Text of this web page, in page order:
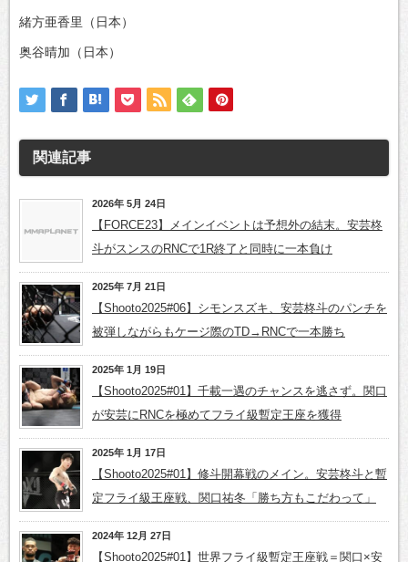
緒方亜香里（日本）
奥谷晴加（日本）
関連記事
2026年 5月 24日
【FORCE23】メインイベントは予想外の結末。安芸柊
斗がスンスのRNCで1R終了と同時に一本負け
2025年 7月 21日
【Shooto2025#06】シモンスズキ、安芸柊斗のパンチを
被弾しながらもケージ際のTD→RNCで一本勝ち
2025年 1月 19日
【Shooto2025#01】千載一遇のチャンスを逃さず。関口
が安芸にRNCを極めてフライ級暫定王座を獲得
2025年 1月 17日
【Shooto2025#01】修斗開幕戦のメイン。安芸柊斗と暫
定フライ級王座戦、関口祐冬「勝ち方もこだわって」
2024年 12月 27日
【Shooto2025#01】世界フライ級暫定王座戦＝関口×安